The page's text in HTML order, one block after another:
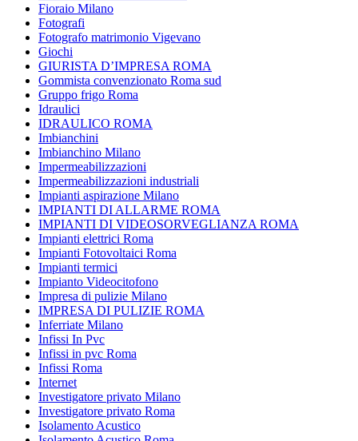
Fioraio Milano
Fotografi
Fotografo matrimonio Vigevano
Giochi
GIURISTA D’IMPRESA ROMA
Gommista convenzionato Roma sud
Gruppo frigo Roma
Idraulici
IDRAULICO ROMA
Imbianchini
Imbianchino Milano
Impermeabilizzazioni
Impermeabilizzazioni industriali
Impianti aspirazione Milano
IMPIANTI DI ALLARME ROMA
IMPIANTI DI VIDEOSORVEGLIANZA ROMA
Impianti elettrici Roma
Impianti Fotovoltaici Roma
Impianti termici
Impianto Videocitofono
Impresa di pulizie Milano
IMPRESA DI PULIZIE ROMA
Inferriate Milano
Infissi In Pvc
Infissi in pvc Roma
Infissi Roma
Internet
Investigatore privato Milano
Investigatore privato Roma
Isolamento Acustico